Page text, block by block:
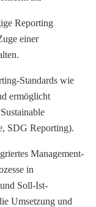
Reporting
einer
Standards wie
ermöglicht
SDG Reporting).
Management-
in
Soll-Ist-
Umsetzung und